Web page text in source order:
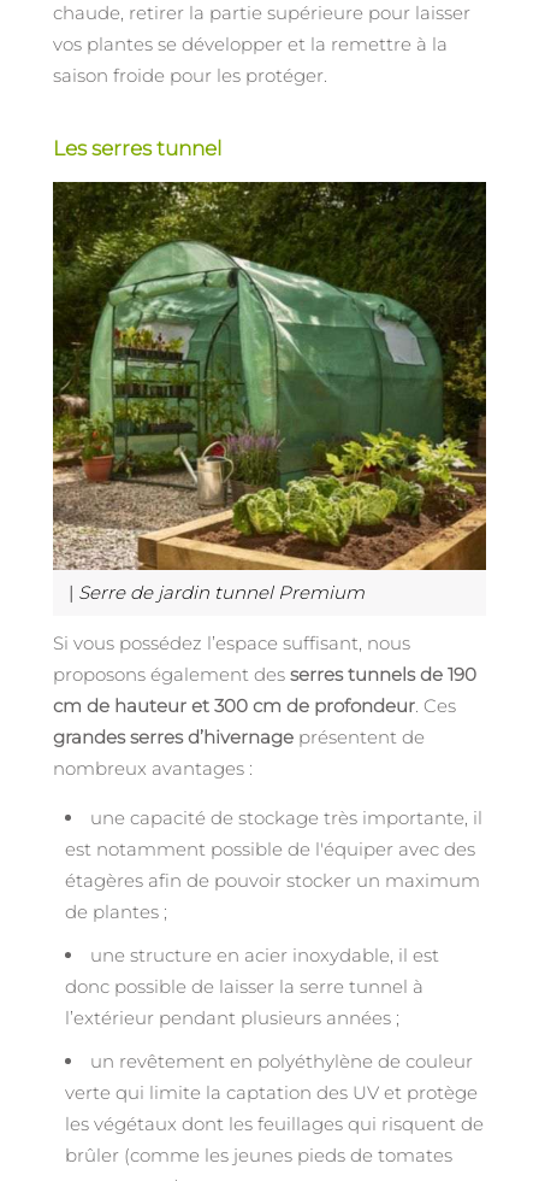
chaude, retirer la partie supérieure pour laisser
vos plantes se développer et la remettre à la
saison froide pour les protéger.
Les serres tunnel
| Serre de jardin tunnel Premium
Si vous possédez l’espace suffisant, nous
proposons également des serres tunnels de 190
cm de hauteur et 300 cm de profondeur. Ces
grandes serres d’hivernage présentent de
nombreux avantages :
une capacité de stockage très importante, il
est notamment possible de l'équiper avec des
étagères afin de pouvoir stocker un maximum
de plantes ;
une structure en acier inoxydable, il est
donc possible de laisser la serre tunnel à
l’extérieur pendant plusieurs années ;
un revêtement en polyéthylène de couleur
verte qui limite la captation des UV et protège
les végétaux dont les feuillages qui risquent de
brûler (comme les jeunes pieds de tomates